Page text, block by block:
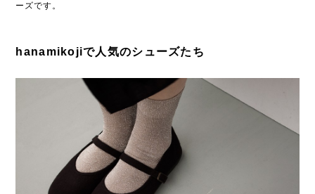
ーズです。
hanamikojiで人気のシューズたち